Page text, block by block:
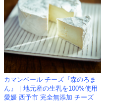
カマンベール チーズ『森のろま
ん』｜地元産の生乳を100%使用
愛媛 西予市 完全無添加 チーズ